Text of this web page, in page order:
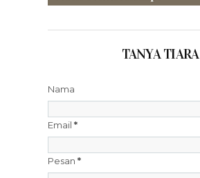
TANYA TIARA
Nama
Email *
Pesan *